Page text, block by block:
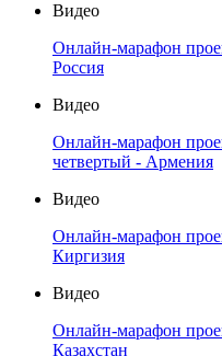
Видео
Онлайн-марафон
Россия
Видео
Онлайн-марафон
четвертый - Армения
Видео
Онлайн-марафон
Киргизия
Видео
Онлайн-марафон
Казахстан